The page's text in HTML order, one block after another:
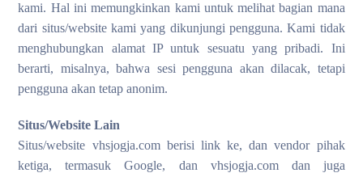
kami. Hal ini memungkinkan kami untuk melihat bagian mana
dari situs/website kami yang dikunjungi pengguna. Kami tidak
menghubungkan alamat IP untuk sesuatu yang pribadi. Ini
berarti, misalnya, bahwa sesi pengguna akan dilacak, tetapi
pengguna akan tetap anonim.
Situs/Website Lain
Situs/website vhsjogja.com berisi link ke, dan vendor pihak
ketiga, termasuk Google, dan vhsjogja.com dan juga